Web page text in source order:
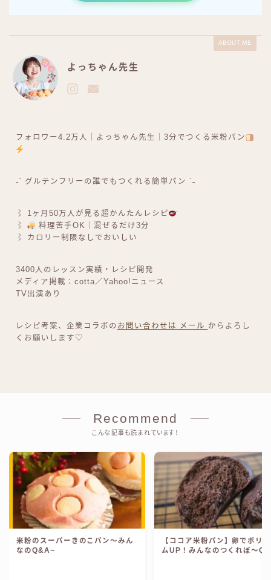
ABOUT ME
よっちゃん先生
フォロワー4.2万人｜よっちゃん先生｜3分でつくる米粉パン
˗ˋ グルテンフリーの誰でもつくれる簡単パン ˊ˗
⌇ 1ヶ月50万人が見る超かんたんレシピ
⌇
料理苦手OK｜混ぜるだけ3分
⌇ カロリー制限なしでおいしい
3400人のレッスン実績・レシピ開発
メディア掲載：cotta／Yahoo!ニュース
TV出演あり
レシピ考案、企業コラボの お問い合わせは メール からよろし
くお願いします♡
Recommend
こんな記事も読まれています！
米粉のスーパーきのこパン〜みん
なのQ&A~
【ココア米粉パン】卵でボリ
ムUP！みんなのつくれぽ〜